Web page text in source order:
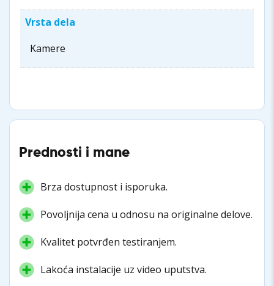
Vrsta dela
Kamere
Prednosti i mane
Brza dostupnost i isporuka.
Povoljnija cena u odnosu na originalne delove.
Kvalitet potvrđen testiranjem.
Lakoća instalacije uz video uputstva.